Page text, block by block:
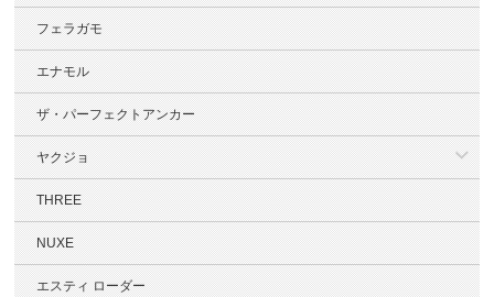
フェラガモ
エナモル
ザ・パーフェクトアンカー
ヤクジョ
THREE
NUXE
エスティ ローダー